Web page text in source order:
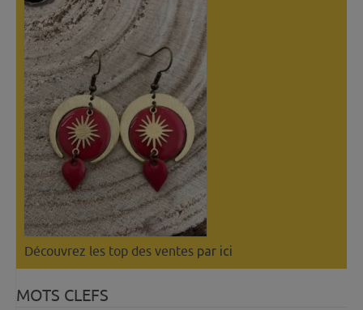
Découvrez les top des ventes par ici
MOTS CLEFS